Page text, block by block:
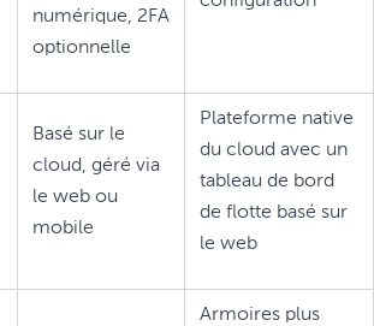
numérique, 2FA
optionnelle
Basé sur le
cloud, géré via
le web ou
mobile
Plateforme native
du cloud avec un
tableau de bord
de flotte basé sur
le web
Armoires plus